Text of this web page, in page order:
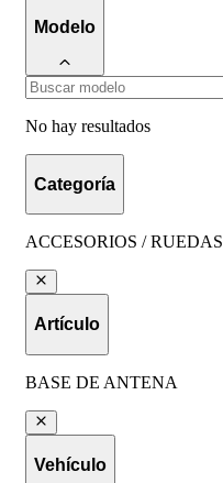
Modelo
No hay resultados
Categoría
ACCESORIOS / RUEDAS
Artículo
BASE DE ANTENA
Vehículo